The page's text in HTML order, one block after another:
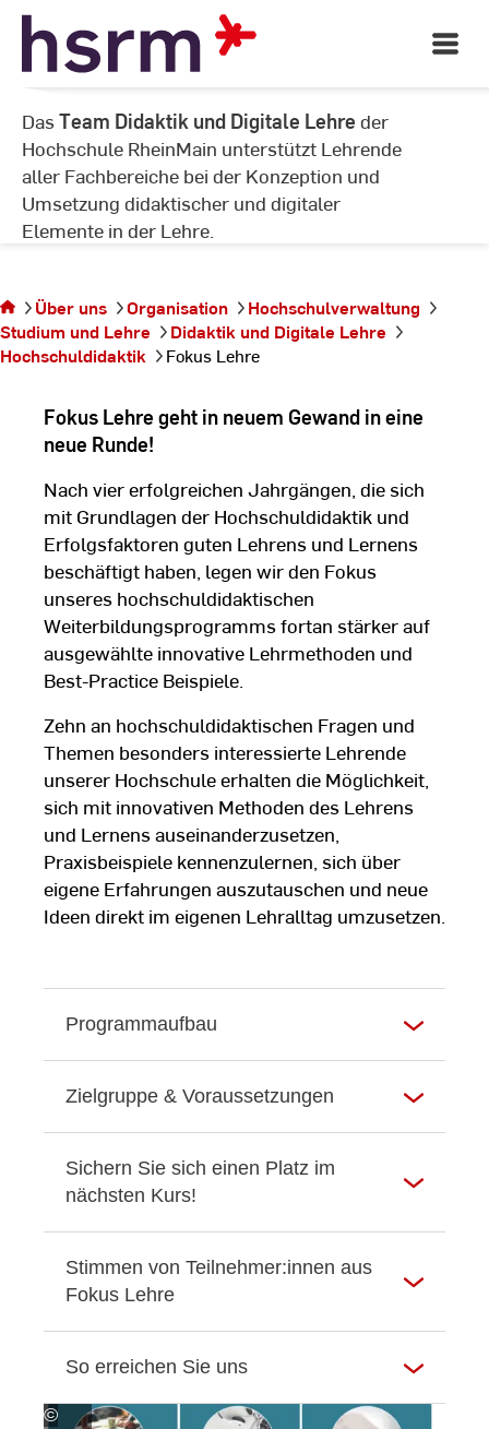
Skip
Content
Open
Main
Lehrende
DasTeam Didaktik und Digitale Lehre der
Hochschule RheinMain unterstützt Lehrende
aller Fachbereiche bei der Konzeption und
Umsetzung didaktischer und digitaler
Elemente in der Lehre.
sich auf
der
Seite
Über uns Organisation
Hochschulverwaltung
Studium und Lehre
Didaktik und Digitale Lehre
Hochschuldidaktik
Fokus Lehre
Fokus Lehre geht in neuem Gewand in eine
neue Runde!
Nach vier erfolgreichen Jahrgängen, die sich
mit Grundlagen der Hochschuldidaktik und
Erfolgsfaktoren guten Lehrens und Lernens
beschäftigt haben, legen wir den Fokus
unseres hochschuldidaktischen
Weiterbildungsprogramms fortan stärker auf
ausgewählte innovative Lehrmethoden und
Best-Practice Beispiele.
Zehn an hochschuldidaktischen Fragen und
Themen besonders interessierte Lehrende
unserer Hochschule erhalten die Möglichkeit,
sich mit innovativen Methoden des Lehrens
und Lernens auseinanderzusetzen,
Praxisbeispiele kennenzulernen, sich über
eigene Erfahrungen auszutauschen und neue
Ideen direkt im eigenen Lehralltag umzusetzen.
Programmaufbau
Zielgruppe & Voraussetzungen
Sichern Sie sich einen Platz im
nächsten Kurs!
Stimmen von Teilnehmer:innen aus
Fokus Lehre
So erreichen Sie uns
©
Hochschule